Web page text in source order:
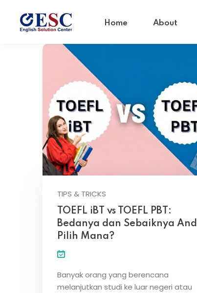
Home About
TIPS & TRICKS
TOEFL iBT vs TOEFL PBT:
Bedanya dan Sebaiknya
Pilih Mana?
Banyak orang yang berencana
melanjutkan studi ke luar negeri atau